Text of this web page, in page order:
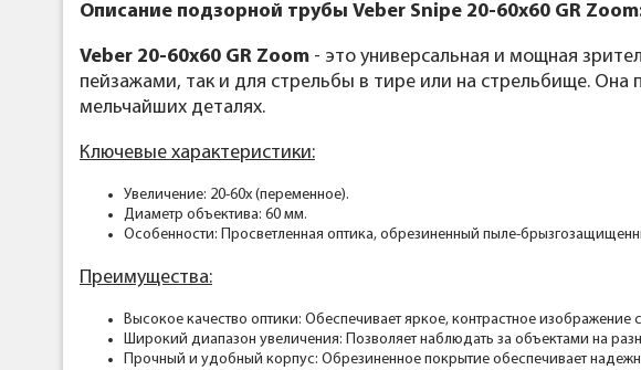
Описание подзорной трубы Veber Snipe 20-60x60 GR
Veber 20-60x60 GR Zoom - это универсальная и мощная
пейзажами, так и для стрельбы в тире или на стрельбище.
мельчайших деталях.
Ключевые характеристики:
Увеличение: 20-60х (переменное).
Диаметр объектива: 60 мм.
Особенности: Просветленная оптика, обрезиненный пыле-
Преимущества:
Высокое качество оптики: Обеспечивает яркое, контрастное
Широкий диапазон увеличения: Позволяет наблюдать за объектами на
Прочный и удобный корпус: Обрезиненное покрытие обеспечивает